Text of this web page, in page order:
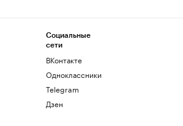
Социальные
сети
ВКонтакте
Одноклассники
Telegram
Дзен